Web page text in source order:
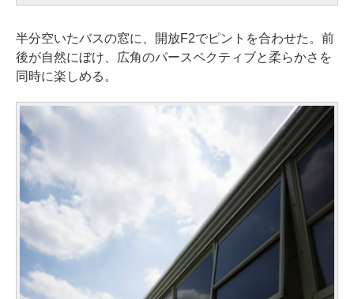
半分空いたバスの窓に、開放F2でピントを合わせた。前
後が自然にぼけ、広角のパースペクティブと柔らかさを
同時に楽しめる。